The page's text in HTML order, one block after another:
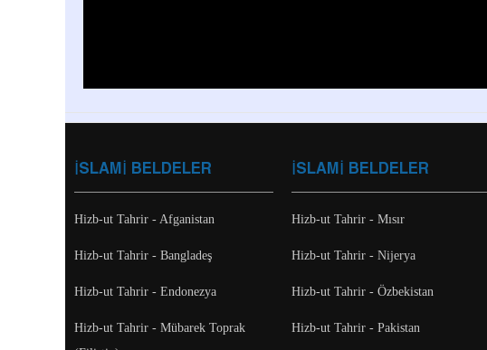
İSLAMİ BELDELER
Hizb-ut Tahrir - Mısır
Hizb-ut Tahrir - Nijerya
Hizb-ut Tahrir - Özbekistan
Hizb-ut Tahrir - Pakistan
İSLAMİ BELDELER
Hizb-ut Tahrir - Afganistan
Hizb-ut Tahrir - Bangladeş
Hizb-ut Tahrir - Endonezya
Hizb-ut Tahrir - Mübarek Toprak